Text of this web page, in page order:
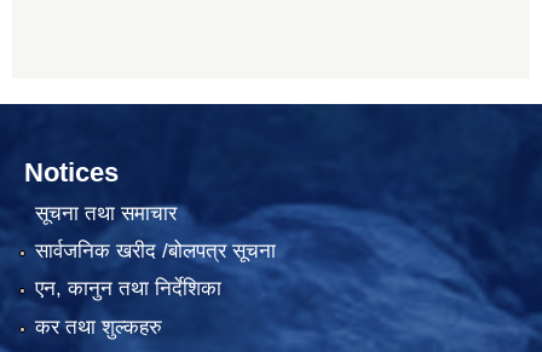
Notices
सूचना तथा समाचार
सार्वजनिक खरीद /बोलपत्र सूचना
एन, कानुन तथा निर्देशिका
कर तथा शुल्कहरु